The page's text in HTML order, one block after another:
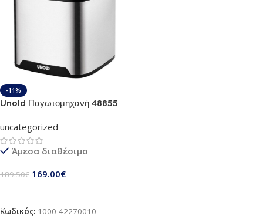
-11%
Unold Παγωτομηχανή 48855
uncategorized
Άμεσα διαθέσιμο
189.50€ 169.00€
Κωδικός: 1000-42270010